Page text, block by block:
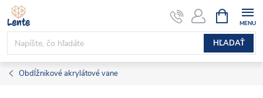
Prejsť
na
obsah
HĽADAŤ
KOŠÍK
Obdĺžnikové akrylátové vane